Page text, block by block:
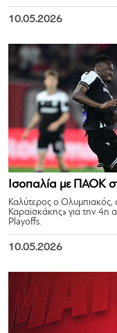
10.05.2026
Ισοπαλία με ΠΑΟΚ
Καλύτερος ο Ολυμπιακός,
Καραϊσκάκης» για την 4η
Playoffs.
10.05.2026